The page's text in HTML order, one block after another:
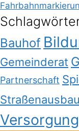
Bauhof
Gemeinderat
Partnerschaft
Versorgung